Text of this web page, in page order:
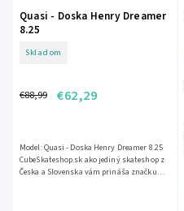
Quasi - Doska Henry Dreamer
8.25
Skladom
€88,99 €62,29
Model: Quasi - Doska Henry Dreamer 8.25
CubeSkateshop.sk ako jediný skateshop z
Česka a Slovenska vám prináša značku